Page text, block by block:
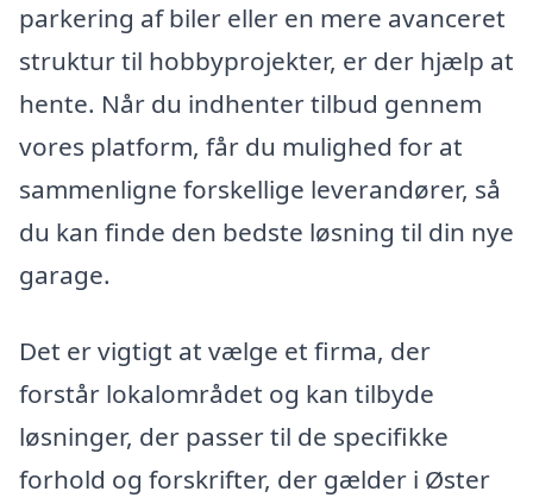
parkering af biler eller en mere avanceret
struktur til hobbyprojekter, er der hjælp at
hente. Når du indhenter tilbud gennem
vores platform, får du mulighed for at
sammenligne forskellige leverandører, så
du kan finde den bedste løsning til din nye
garage.
Det er vigtigt at vælge et firma, der
forstår lokalområdet og kan tilbyde
løsninger, der passer til de specifikke
forhold og forskrifter, der gælder i Øster